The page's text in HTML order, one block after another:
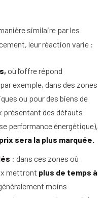
similaire par les
leur réaction varie :
où l’offre répond
exemple, dans des zones
ou pour des biens de
présentant des défauts
performance énergétique),
sera la plus marquée.
: dans ces zones où
mettront plus de temps à
moins